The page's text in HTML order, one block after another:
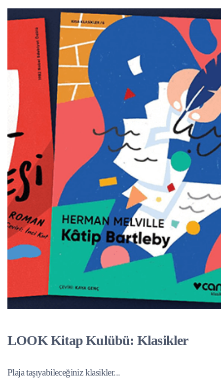
LOOK Kitap Kulübü: Klasikler
Plaja taşıyabileceğiniz klasikler...